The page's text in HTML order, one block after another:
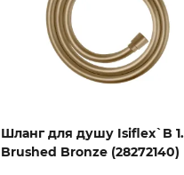
Шланг для душу Isiflex`B
Brushed Bronze (28272140)